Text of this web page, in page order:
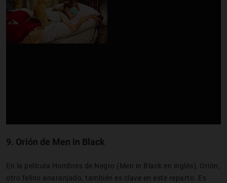
9. Orión de Men in Black
En la película Hombres de Negro (Men in Black en inglés), Orión,
otro felino anaranjado, también es clave en este reparto. Es